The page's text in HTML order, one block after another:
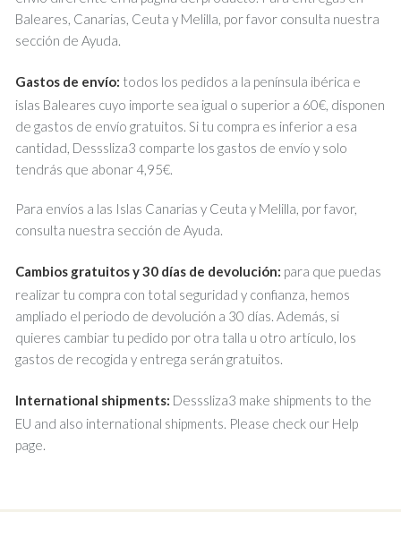
Baleares, Canarias, Ceuta y Melilla, por favor consulta nuestra
sección de Ayuda.
Gastos de envío: todos los pedidos a la península ibérica e
islas Baleares cuyo importe sea igual o superior a 60€, disponen
de gastos de envío gratuitos. Si tu compra es inferior a esa
cantidad, Desssliza3 comparte los gastos de envío y solo
tendrás que abonar 4,95€.
Para envíos a las Islas Canarias y Ceuta y Melilla, por favor,
consulta nuestra sección de Ayuda.
Cambios gratuitos y 30 días de devolución: para que puedas
realizar tu compra con total seguridad y confianza, hemos
ampliado el periodo de devolución a 30 días. Además, si
quieres cambiar tu pedido por otra talla u otro artículo, los
gastos de recogida y entrega serán gratuitos.
International shipments: Desssliza3 make shipments to the
EU and also international shipments. Please check our Help
page.